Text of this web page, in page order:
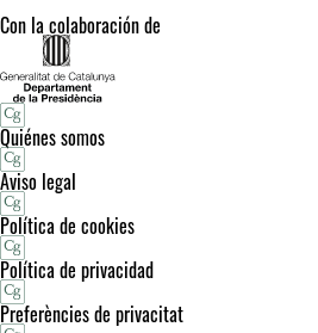
Con la colaboración de
Quiénes somos
Aviso legal
Política de cookies
Política de privacidad
Preferències de privacitat